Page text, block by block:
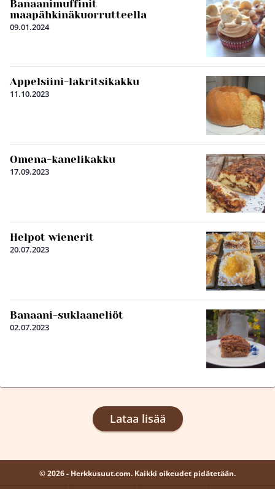
Banaanimuffinit
maapähkinäkuorrutteella
09.01.2024
Appelsiini-lakritsikakku
11.10.2023
Omena-kanelikakku
17.09.2023
Helpot wienerit
20.07.2023
Banaani-suklaaneliöt
02.07.2023
Lataa lisää
© 2026 - Herkkusuut.com. Kaikki oikeudet pidätetään.